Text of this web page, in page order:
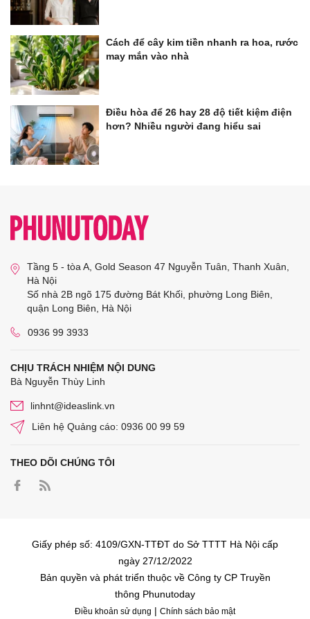
Cách để cây kim tiền nhanh ra hoa, rước
may mắn vào nhà
Điều hòa để 26 hay 28 độ tiết kiệm điện
hơn? Nhiều người đang hiểu sai
Tầng 5 - tòa A, Gold Season 47 Nguyễn Tuân, Thanh Xuân,
Hà Nội
Số nhà 2B ngõ 175 đường Bát Khối, phường Long Biên,
quận Long Biên, Hà Nội
0936 99 3933
CHỊU TRÁCH NHIỆM NỘI DUNG
Bà Nguyễn Thùy Linh
linhnt@ideaslink.vn
Liên hệ Quảng cáo: 0936 00 99 59
THEO DÕI CHÚNG TÔI
Giấy phép số: 4109/GXN-TTĐT do Sở TTTT Hà Nội cấp
ngày 27/12/2022
Bản quyền và phát triển thuộc về Công ty CP Truyền
thông Phunutoday
Điều khoản sử dụng | Chính sách bảo mật